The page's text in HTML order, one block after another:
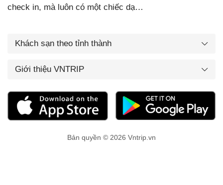
check in, mà luôn có một chiếc dạ…
Khách sạn theo tỉnh thành
Giới thiệu VNTRIP
Bản quyền © 2026 Vntrip.vn